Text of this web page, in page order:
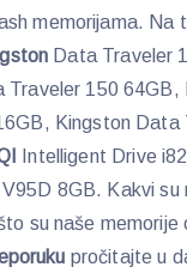
memorijama. Na
Data Traveler
Traveler 150
Kingston Data
Intelligent Drive
8GB. Kakvi su
su naše memorije
pročitajte u